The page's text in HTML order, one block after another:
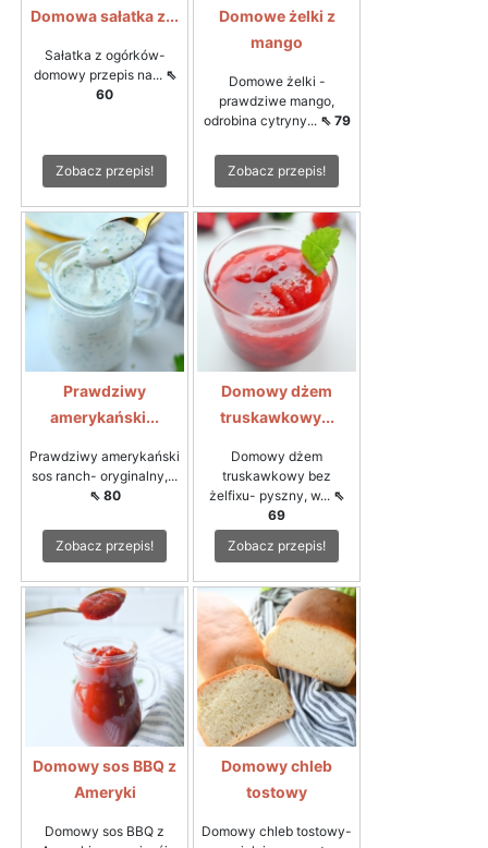
Domowa sałatka z...
Sałatka z ogórków-
domowy przepis na... ⇖
60
Zobacz przepis!
Domowe żelki z
mango
Domowe żelki -
prawdziwe mango,
odrobina cytryny... ⇖ 79
Zobacz przepis!
Prawdziwy
amerykański...
Prawdziwy amerykański
sos ranch- oryginalny,...
⇖ 80
Zobacz przepis!
Domowy dżem
truskawkowy...
Domowy dżem
truskawkowy bez
żelfixu- pyszny, w... ⇖
69
Zobacz przepis!
Domowy sos BBQ z
Ameryki
Domowy sos BBQ z
Domowy chleb
tostowy
Domowy chleb tostowy-